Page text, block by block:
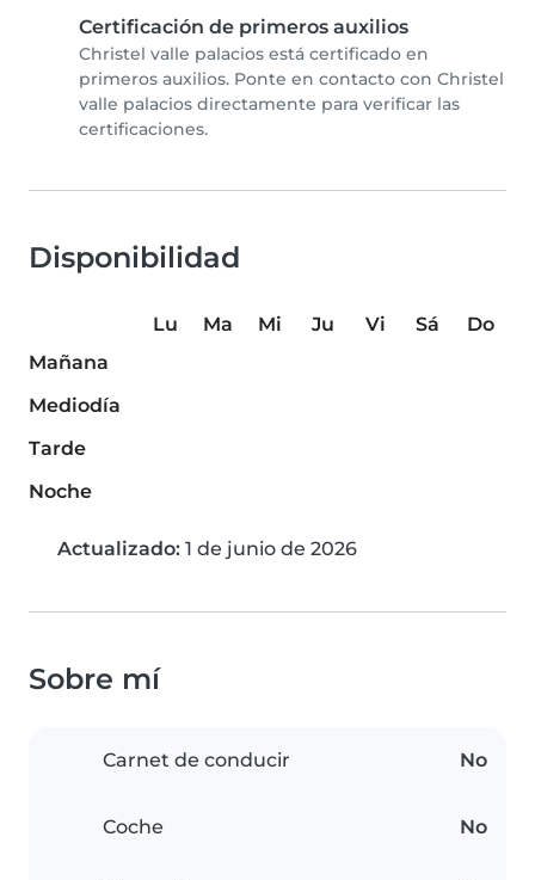
Certificación de primeros auxilios
Christel valle palacios está certificado en
primeros auxilios. Ponte en contacto con Christel
valle palacios directamente para verificar las
certificaciones.
Disponibilidad
Lu Ma Mi Ju Vi Sá
Do
Mañana
Mediodía
Tarde
Noche
Actualizado: 1 de junio de 2026
Sobre mí
Carnet de conducir No
Coche No